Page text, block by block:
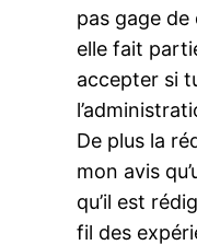
pas gage
elle fait
accepter si
De plus la
mon avis
qu’il est
fil des